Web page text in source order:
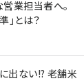
業担当者へ。
」とは？
出ない!? 老舗米